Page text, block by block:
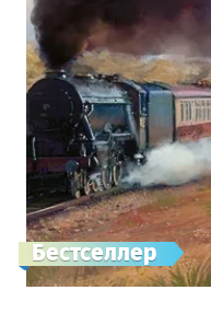
Бестселлер